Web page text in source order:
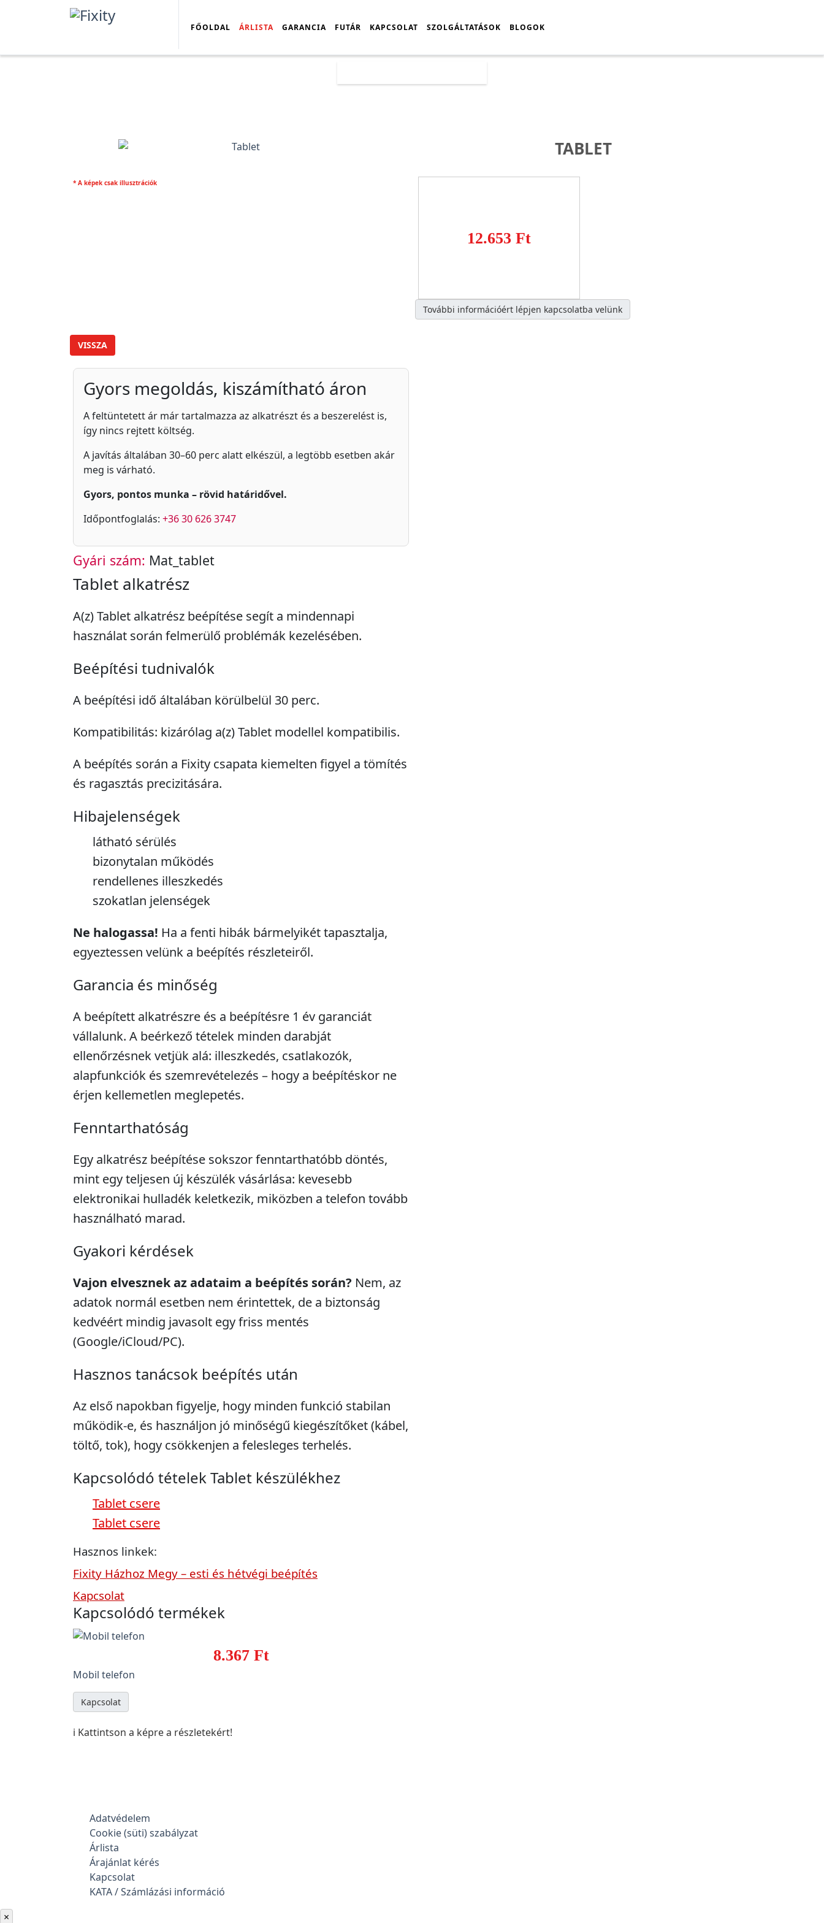
FŐOLDAL ÁRLISTA GARANCIA FUTÁR KAPCSOLAT SZOLGÁLTATÁSOK BLOGOK
* A képek csak illusztrációk
TABLET
12.653 Ft
További információért lépjen kapcsolatba velünk
VISSZA
Gyors megoldás, kiszámítható áron
A feltüntetett ár már tartalmazza az alkatrészt és a beszerelést is,
így nincs rejtett költség.
A javítás általában 30–60 perc alatt elkészül, a legtöbb esetben akár
meg is várható.
Gyors, pontos munka – rövid határidővel.
Időpontfoglalás: +36 30 626 3747
Gyári szám: Mat_tablet
Tablet alkatrész
A(z) Tablet alkatrész beépítése segít a mindennapi
használat során felmerülő problémák kezelésében.
Beépítési tudnivalók
A beépítési idő általában körülbelül 30 perc.
Kompatibilitás: kizárólag a(z) Tablet modellel kompatibilis.
A beépítés során a Fixity csapata kiemelten figyel a tömítés
és ragasztás precizitására.
Hibajelenségek
látható sérülés
bizonytalan működés
rendellenes illeszkedés
szokatlan jelenségek
Ne halogassa! Ha a fenti hibák bármelyikét tapasztalja,
egyeztessen velünk a beépítés részleteiről.
Garancia és minőség
A beépített alkatrészre és a beépítésre 1 év garanciát
vállalunk. A beérkező tételek minden darabját
ellenőrzésnek vetjük alá: illeszkedés, csatlakozók,
alapfunkciók és szemrevételezés – hogy a beépítéskor ne
érjen kellemetlen meglepetés.
Fenntarthatóság
Egy alkatrész beépítése sokszor fenntarthatóbb döntés,
mint egy teljesen új készülék vásárlása: kevesebb
elektronikai hulladék keletkezik, miközben a telefon tovább
használható marad.
Gyakori kérdések
Vajon elvesznek az adataim a beépítés során? Nem, az
adatok normál esetben nem érintettek, de a biztonság
kedvéért mindig javasolt egy friss mentés
(Google/iCloud/PC).
Hasznos tanácsok beépítés után
Az első napokban figyelje, hogy minden funkció stabilan
működik-e, és használjon jó minőségű kiegészítőket (kábel,
töltő, tok), hogy csökkenjen a felesleges terhelés.
Kapcsolódó tételek Tablet készülékhez
Tablet csere
Tablet csere
Hasznos linkek:
Fixity Házhoz Megy – esti és hétvégi beépítés
Kapcsolat
Kapcsolódó termékek
8.367 Ft
Mobil telefon
Kapcsolat
ℹ️ Kattintson a képre a részletekért!
Adatvédelem
Cookie (süti) szabályzat
Árlista
Árajánlat kérés
Kapcsolat
KATA / Számlázási információ
×